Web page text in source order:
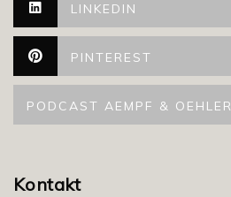
LINKEDIN
PINTEREST
PODCAST AEMPF & OEHLER
Kontakt